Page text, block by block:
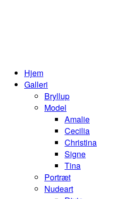
Hjem
Galleri
Bryllup
Model
Amalie
Cecilia
Christina
Signe
Tina
Portræt
Nudeart